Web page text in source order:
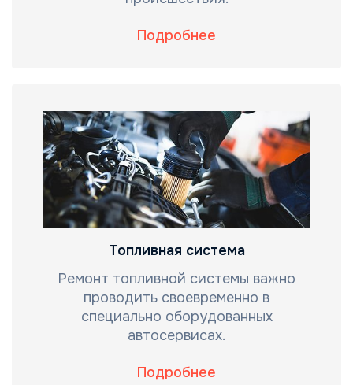
Подробнее
Топливная система
Ремонт топливной системы важно
проводить своевременно в
специально оборудованных
автосервисах.
Подробнее